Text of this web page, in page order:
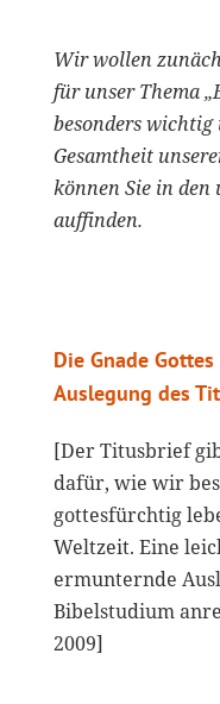
Wir wollen
für unser Thema
besonders
Gesamtheit
können Sie in den
auffinden.
Die Gnade
Auslegung des
[Der Titusbrief
dafür, wie wir
gottesfürchtig
Weltzeit. Eine
ermunternde
Bibelstudium
2009]